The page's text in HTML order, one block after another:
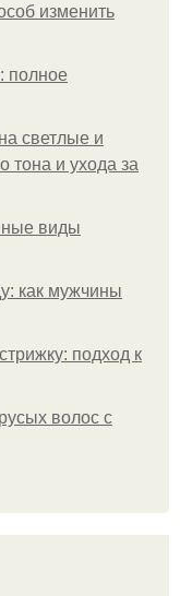
изменить
полное
светлые и
тона и ухода за
виды
как мужчины
подход к
волос с